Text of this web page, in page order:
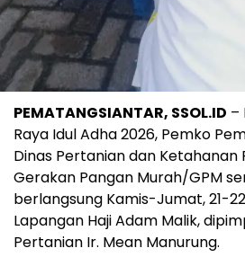
PEMATANGSIANTAR, SSOL.ID –
Raya Idul Adha 2026, Pemko
Dinas Pertanian dan
Gerakan Pangan Murah/GPM
berlangsung Kamis-Jumat, 21-
Lapangan Haji Adam Malik,
Pertanian Ir. Mean Manurung.